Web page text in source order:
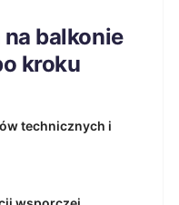
balkonie
kroku
technicznych i